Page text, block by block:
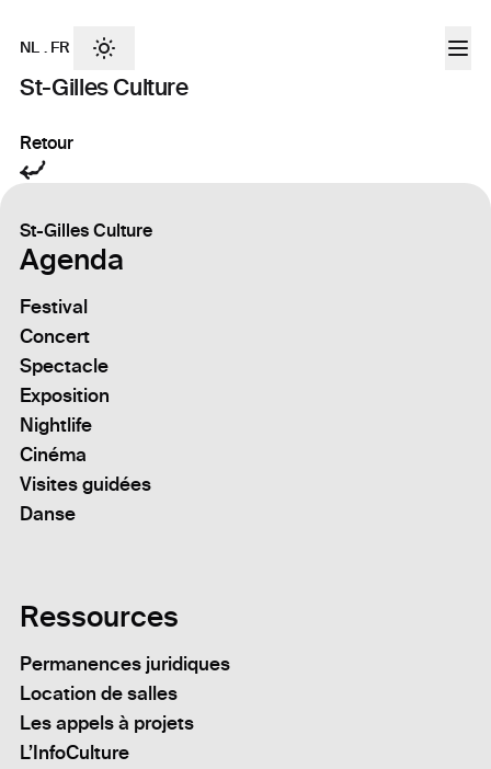
St-Gilles Culture
NL . FR
Retour
St-Gilles Culture
Agenda
Festival
Concert
Spectacle
Exposition
Nightlife
Cinéma
Visites guidées
Danse
Ressources
Permanences juridiques
Location de salles
Les appels à projets
L’InfoCulture